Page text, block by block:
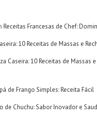
Receitas Francesas de Chef:
10 Receitas de Massas e
Caseira: 10 Receitas de Massas
de Frango Simples: Receita Fácil
de Chuchu: Sabor Inovador e